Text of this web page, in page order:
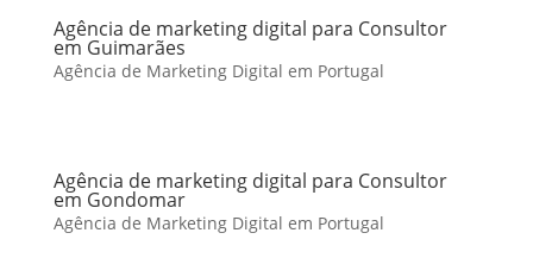
Agência de marketing digital para Consultor
em Guimarães
Agência de Marketing Digital em Portugal
Agência de marketing digital para Consultor
em Gondomar
Agência de Marketing Digital em Portugal